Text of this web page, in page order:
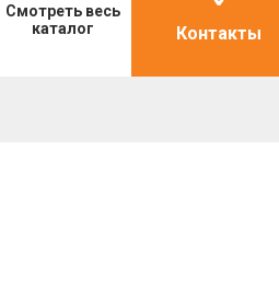
Смотреть весь
каталог
Контакты